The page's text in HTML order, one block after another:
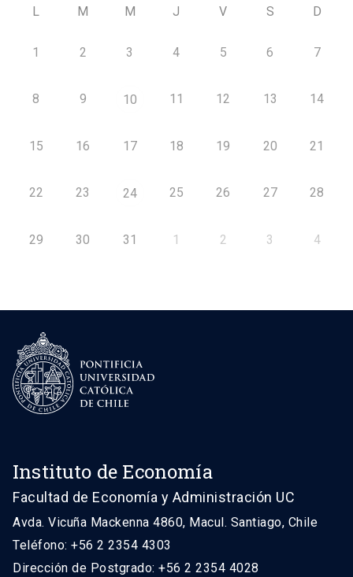
L M M J V S D
1 2 3 4 5 6 7
8 9 10 11 12 13 14
15 16 17 18 19 20 21
22 23 24 25 26 27 28
29 30 31 1 2 3 4
Instituto de Economía
Facultad de Economía y Administración UC
Avda. Vicuña Mackenna 4860, Macul. Santiago, Chile
Teléfono: +56 2 2354 4303
Dirección de Postgrado: +56 2 2354 4028